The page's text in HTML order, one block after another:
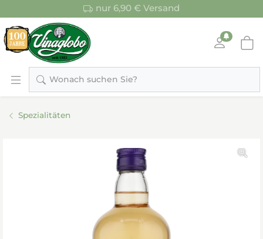
nur 6,90 € Versand
Wonach suchen Sie?
Spezialitäten